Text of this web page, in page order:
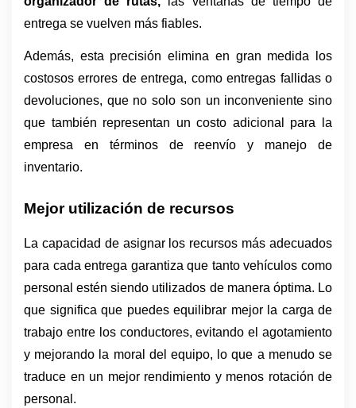
entrega se vuelven más fiables.
Además, esta precisión elimina en gran medida los
costosos errores de entrega, como entregas fallidas o
devoluciones, que no solo son un inconveniente sino
que también representan un costo adicional para la
empresa en términos de reenvío y manejo de
inventario.
Mejor utilización de recursos
La capacidad de asignar los recursos más adecuados
para cada entrega garantiza que tanto vehículos como
personal estén siendo utilizados de manera óptima. Lo
que significa que puedes equilibrar mejor la carga de
trabajo entre los conductores, evitando el agotamiento
y mejorando la moral del equipo, lo que a menudo se
traduce en un mejor rendimiento y menos rotación de
personal.